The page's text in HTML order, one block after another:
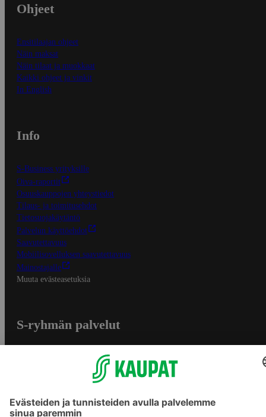
Ohjeet
Ensitilaajan ohjeet
Näin maksat
Näin tilaat ja muokkaat
Kaikki ohjeet ja vinkit
In English
Info
S-Business yrityksille
Oiva-raportit
Osuuskauppojen yhteystiedot
Tilaus- ja toimitusehdot
Tietosuojakäytäntö
Palvelun käyttöehdot
Saavutettavuus
Mobiilisovelluksen saavutettavuus
Mainostajalle
Muuta evästeasetuksia
S-ryhmän palvelut
Yhteishyvä Ruoka -sovellus
S-ostoslista -sovellus
Prisma.fi